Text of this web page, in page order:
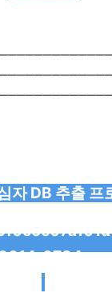
자 DB 추출 프